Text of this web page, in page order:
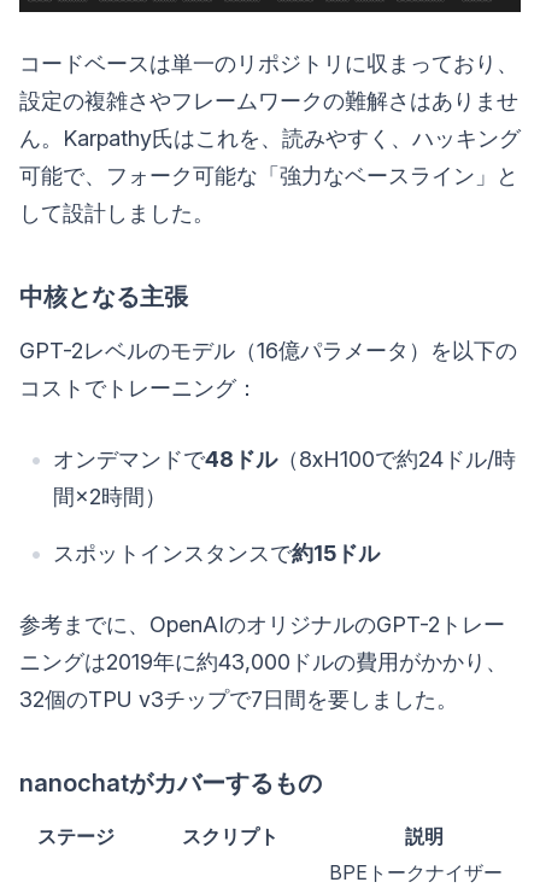
コードベースは単一のリポジトリに収まっており、
設定の複雑さやフレームワークの難解さはありませ
ん。Karpathy氏はこれを、読みやすく、ハッキング
可能で、フォーク可能な「強力なベースライン」と
して設計しました。
中核となる主張
GPT-2レベルのモデル（16億パラメータ）を以下の
コストでトレーニング：
オンデマンドで48ドル（8xH100で約24ドル/時
間×2時間）
スポットインスタンスで約15ドル
参考までに、OpenAIのオリジナルのGPT-2トレー
ニングは2019年に約43,000ドルの費用がかかり、
32個のTPU v3チップで7日間を要しました。
nanochatがカバーするもの
ステージ スクリプト 説明
BPEトークナイザー